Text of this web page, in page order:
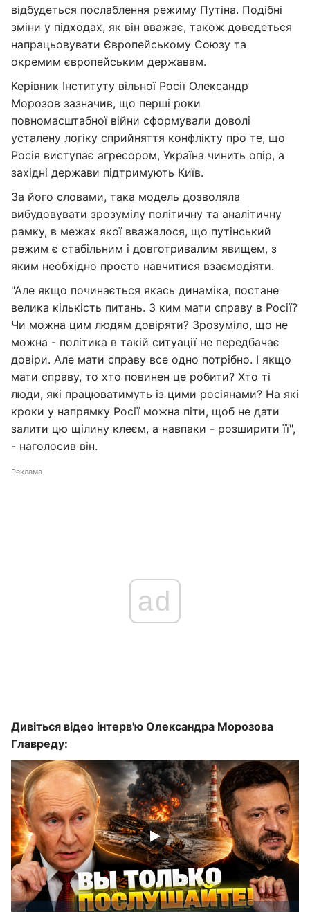
відбудеться послаблення режиму Путіна. Подібні
зміни у підходах, як він вважає, також доведеться
напрацьовувати Європейському Союзу та
окремим європейським державам.
Керівник Інституту вільної Росії Олександр
Морозов зазначив, що перші роки
повномасштабної війни сформували доволі
усталену логіку сприйняття конфлікту про те, що
Росія виступає агресором, Україна чинить опір, а
західні держави підтримують Київ.
За його словами, така модель дозволяла
вибудовувати зрозумілу політичну та аналітичну
рамку, в межах якої вважалося, що путінський
режим є стабільним і довготривалим явищем, з
яким необхідно просто навчитися взаємодіяти.
"Але якщо починається якась динаміка, постане
велика кількість питань. З ким мати справу в Росії?
Чи можна цим людям довіряти? Зрозуміло, що не
можна - політика в такій ситуації не передбачає
довіри. Але мати справу все одно потрібно. І якщо
мати справу, то хто повинен це робити? Хто ті
люди, які працюватимуть із цими росіянами? На які
кроки у напрямку Росії можна піти, щоб не дати
залити цю щілину клеєм, а навпаки - розширити її",
- наголосив він.
Реклама
ad
Дивіться відео інтерв'ю Олександра Морозова
Главреду: